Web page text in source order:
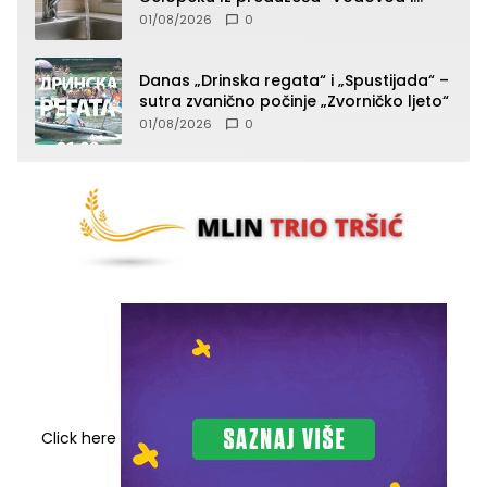
komunalije”
01/08/2026 0
Danas „Drinska regata“ i „Spustijada“ –
sutra zvanično počinje „Zvorničko ljeto“
01/08/2026 0
Click here